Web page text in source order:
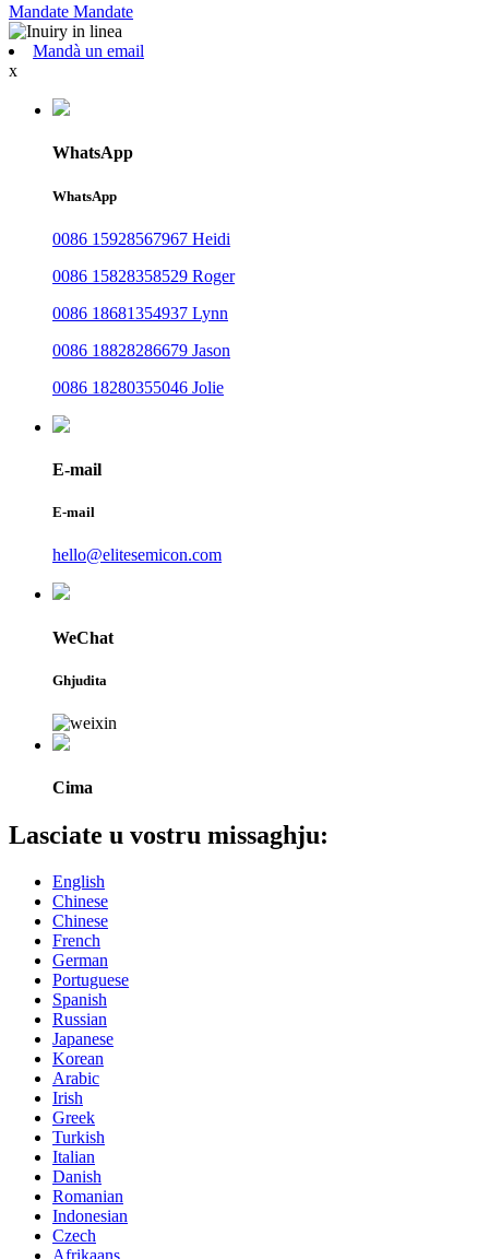
Mandate Mandate
Mandà un email
x
WhatsApp
WhatsApp
0086 15928567967 Heidi
0086 15828358529 Roger
0086 18681354937 Lynn
0086 18828286679 Jason
0086 18280355046 Jolie
E-mail
E-mail
hello@elitesemicon.com
WeChat
Ghjudita
Cima
Lasciate u vostru missaghju:
English
Chinese
Chinese
French
German
Portuguese
Spanish
Russian
Japanese
Korean
Arabic
Irish
Greek
Turkish
Italian
Danish
Romanian
Indonesian
Czech